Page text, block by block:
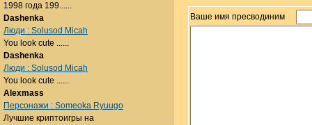
Ваше имя пресводиним
1998 года 199......
Dashenka
Люди : Solusod Micah
You look cute ......
Dashenka
Люди : Solusod Micah
You look cute ......
Alexmass
Персонажи : Someoka Ryuugo
Лучшие криптоигры на